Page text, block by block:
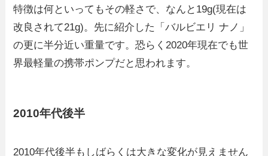
特徴は何といってもその軽さで、なんと19g(現在は
改良されて21g)。先に紹介した「バルビエリ ナノ」
の更に半分近い重量です。恐らく2020年現在でも世
界最軽量の携帯ポンプだと思われます。
2010年代後半
2010年代後半もしばらくは大きな変化が見えません